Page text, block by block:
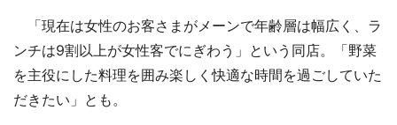
「現在は女性のお客さまがメーンで年齢層は幅広く、ラ
ンチは9割以上が女性客でにぎわう」という同店。「野菜
を主役にした料理を囲み楽しく快適な時間を過ごしていた
だきたい」とも。